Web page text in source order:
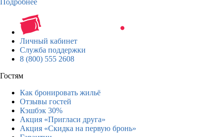
Личный кабинет
Служба поддержки
8 (800) 555 2608
Гостям
Как бронировать жильё
Отзывы гостей
Кэшбэк 30%
Акция «Пригласи друга»
Акция «Скидка на первую бронь»